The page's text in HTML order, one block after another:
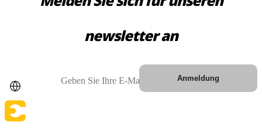
VERBINDEN & SKALIEREN
newsletter an
Anmeldung